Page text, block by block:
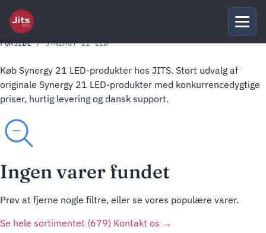
FORSIDE/ SYNERGY 21 LED
Køb Synergy 21 LED-produkter hos JITS. Stort udvalg af
originale Synergy 21 LED-produkter med konkurrencedygtige
priser, hurtig levering og dansk support.
Ingen varer fundet
Prøv at fjerne nogle filtre, eller se vores populære varer.
Se hele sortimentet (679) Kontakt os →